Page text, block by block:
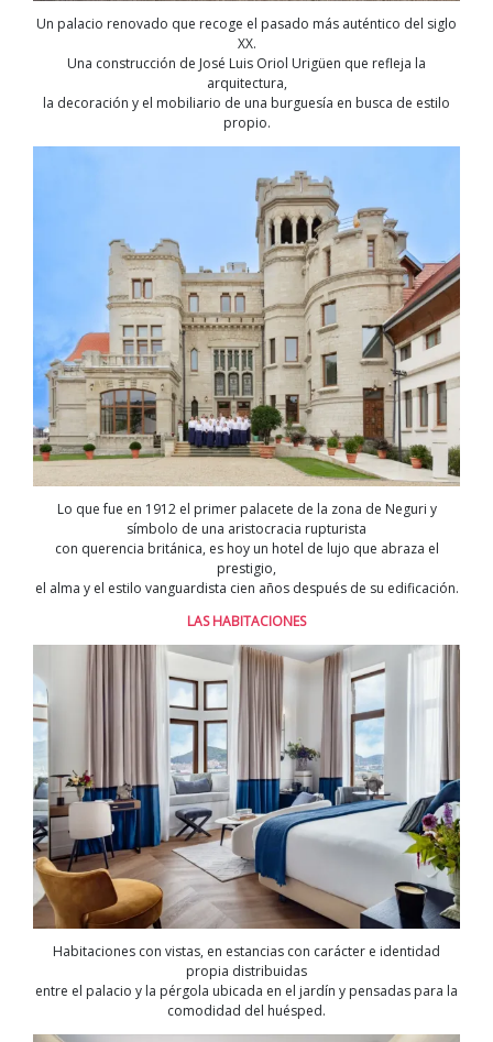
Un palacio renovado que recoge el pasado más auténtico del siglo
XX.
Una construcción de José Luis Oriol Urigüen que refleja la
arquitectura,
la decoración y el mobiliario de una burguesía en busca de estilo
propio.
Lo que fue en 1912 el primer palacete de la zona de Neguri y
símbolo de una aristocracia rupturista
con querencia británica, es hoy un hotel de lujo que abraza el
prestigio,
el alma y el estilo vanguardista cien años después de su edificación.
LAS HABITACIONES
Habitaciones con vistas, en estancias con carácter e identidad
propia distribuidas
entre el palacio y la pérgola ubicada en el jardín y pensadas para la
comodidad del huésped.